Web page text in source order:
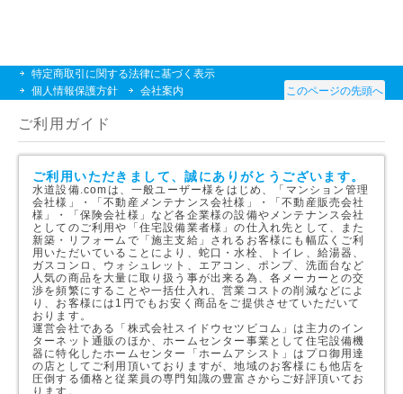
特定商取引に関する法律に基づく表示
個人情報保護方針
会社案内 このページの先頭へ
ご利用ガイド
ご利用いただきまして、誠にありがとうございます。
水道設備.comは、一般ユーザー様をはじめ、「マンション管理
会社様」・「不動産メンテナンス会社様」・「不動産販売会社
様」・「保険会社様」など各企業様の設備やメンテナンス会社
としてのご利用や「住宅設備業者様」の仕入れ先として、また
新築・リフォームで「施主支給」されるお客様にも幅広くご利
用いただいていることにより、蛇口・水栓、トイレ、給湯器、
ガスコンロ、ウォシュレット、エアコン、ポンプ、洗面台など
人気の商品を大量に取り扱う事が出来る為、各メーカーとの交
渉を頻繁にすることや一括仕入れ、営業コストの削減などによ
り、お客様には1円でもお安く商品をご提供させていただいて
おります。
運営会社である「株式会社スイドウセツビコム」は主力のイン
ターネット通販のほか、ホームセンター事業として住宅設備機
器に特化したホームセンター「ホームアシスト」はプロ御用達
の店としてご利用頂いておりますが、地域のお客様にも他店を
圧倒する価格と従業員の専門知識の豊富さからご好評頂いてお
ります。